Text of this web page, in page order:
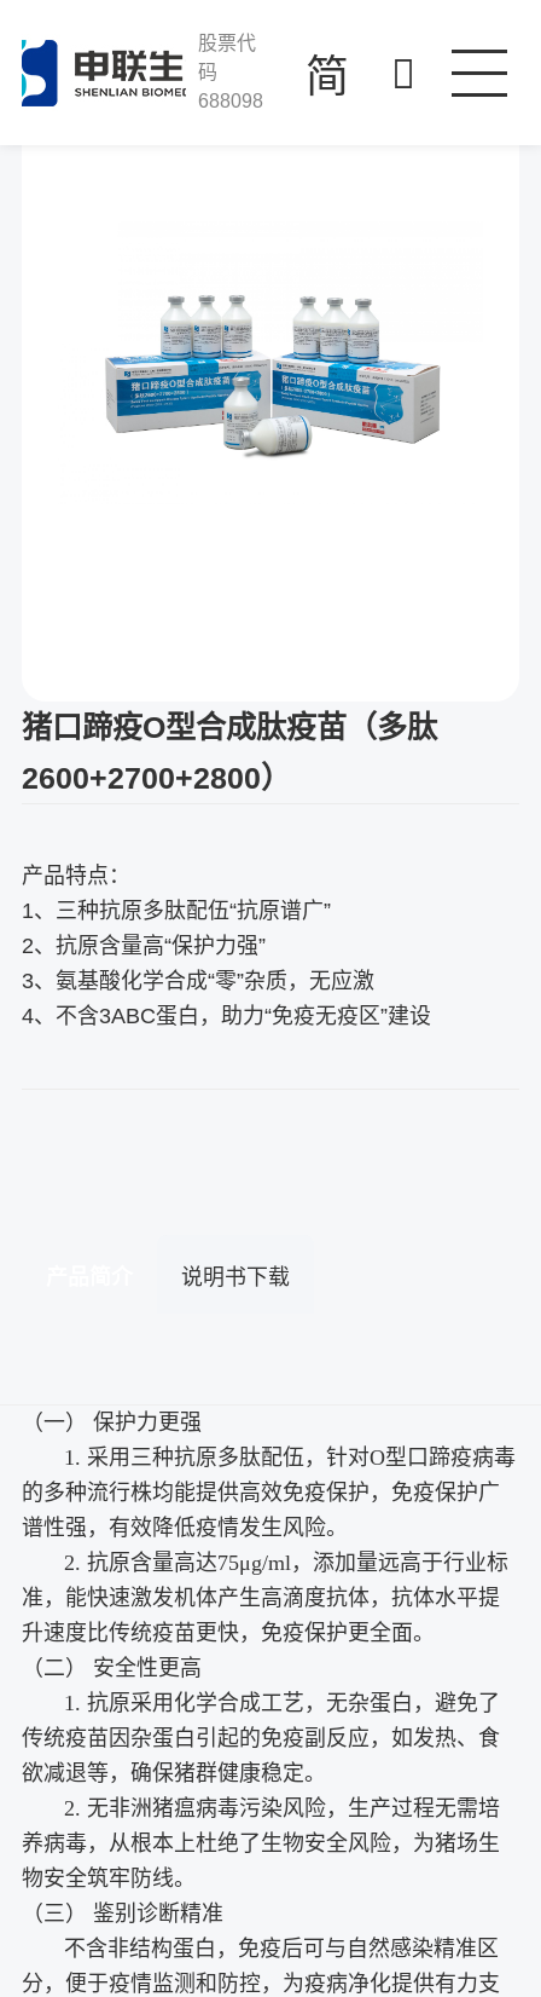
股票代
码
688098
联系我们
简
猪口蹄疫O型合成肽疫苗（多肽
2600+2700+2800）
产品特点：
1、三种抗原多肽配伍“抗原谱广”
2、抗原含量高“保护力强”
3、氨基酸化学合成“零”杂质，无应激
4、不含3ABC蛋白，助力“免疫无疫区”建设
说明书下载
（一） 保护力更强
1. 采用三种抗原多肽配伍，针对O型口蹄疫病毒
的多种流行株均能提供高效免疫保护，免疫保护广
谱性强，有效降低疫情发生风险。
2. 抗原含量高达75μg/ml，添加量远高于行业标
准，能快速激发机体产生高滴度抗体，抗体水平提
升速度比传统疫苗更快，免疫保护更全面。
（二） 安全性更高
1. 抗原采用化学合成工艺，无杂蛋白，避免了
传统疫苗因杂蛋白引起的免疫副反应，如发热、食
欲减退等，确保猪群健康稳定。
2. 无非洲猪瘟病毒污染风险，生产过程无需培
养病毒，从根本上杜绝了生物安全风险，为猪场生
物安全筑牢防线。
（三） 鉴别诊断精准
不含非结构蛋白，免疫后可与自然感染精准区
分，便于疫情监测和防控，为疫病净化提供有力支